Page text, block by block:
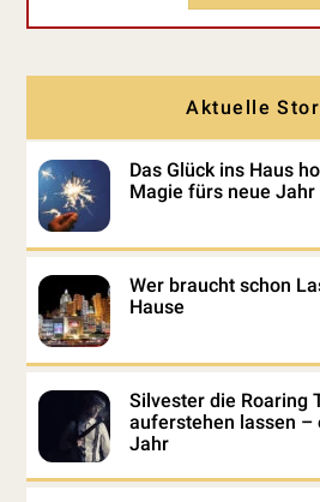
Aktuelle
Das Glück ins Haus
Magie fürs neue Jahr
Wer braucht schon
Hause
Silvester die Roaring
auferstehen lassen –
Jahr